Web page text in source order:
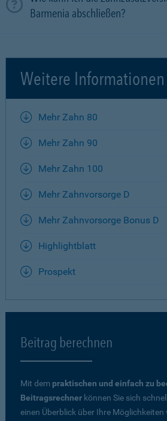
Barmenia abschließen?
Weitere Informationen
Mehr Zahn 80
Mehr Zahn 90
Mehr Zahn 100
Mehr Zahnvorsorge D
Mehr Zahnvorsorge Bonus D
Highlightblatt
Prospekt
Beitrag berechnen
Mit dem praktischen und einfach zu
Beitragsrechner können Sie sich
einen Überblick über Ihre